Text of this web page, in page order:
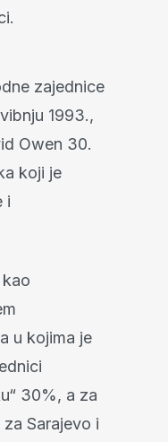
zajednice
1993.,
Owen 30.
koji je
i
u kojima je
30%, a za
Sarajevo i